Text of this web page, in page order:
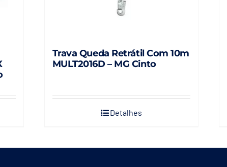
Trava Queda Retrátil Com 10m
MULT2016D – MG Cinto
Detalhes